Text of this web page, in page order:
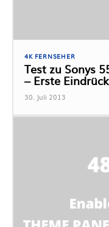
4K FERNSEHER
Test zu Sonys
– Erste
30. Juli 2013